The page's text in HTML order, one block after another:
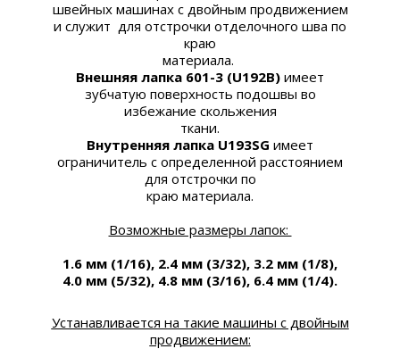
швейных машинах с двойным продвижением
и служит для отстрочки отделочного шва по
краю
материала.
Внешняя лапка 601-3 (U192B) имеет
зубчатую поверхность подошвы во
избежание скольжения
ткани.
Внутренняя лапка U193SG имеет
ограничитель с определенной расстоянием
для отстрочки по
краю материала.
Возможные размеры лапок:
1.6 мм (1/16), 2.4 мм (3/32), 3.2 мм (1/8),
4.0 мм (5/32), 4.8 мм (3/16), 6.4 мм (1/4).
Устанавливается на такие машины с двойным
продвижением: